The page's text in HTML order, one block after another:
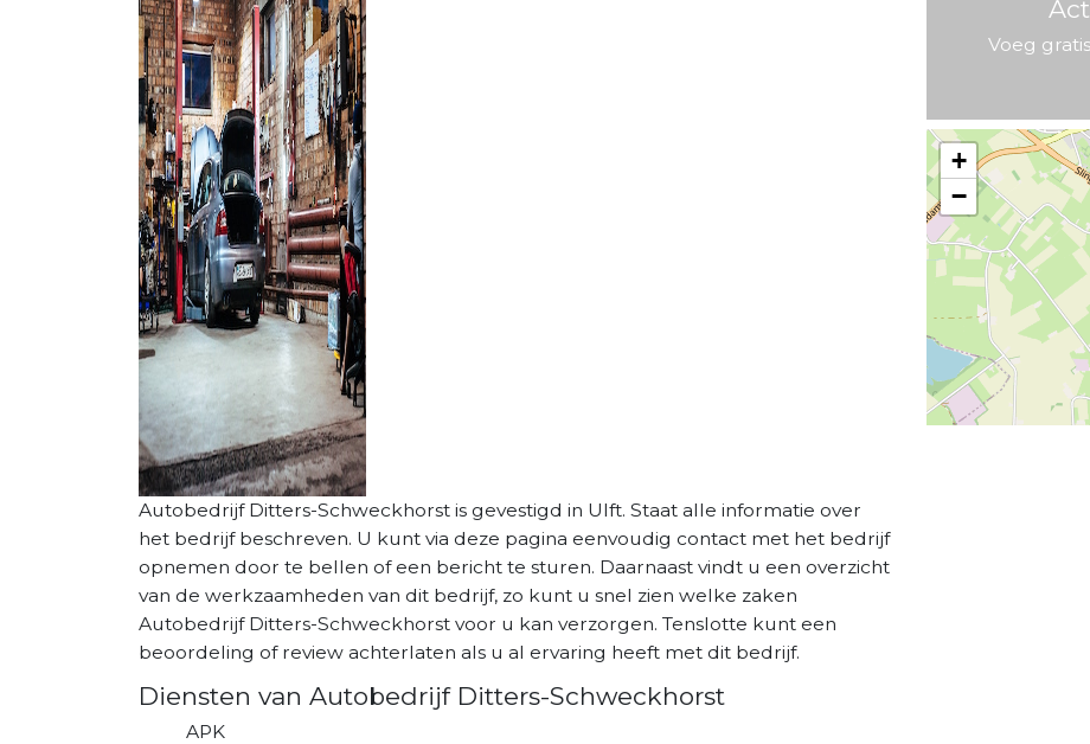
Autobedrijf Ditters-Schweckhorst is gevestigd in Ulft. Staat alle informatie over
het bedrijf beschreven. U kunt via deze pagina eenvoudig contact met het bedrijf
opnemen door te bellen of een bericht te sturen. Daarnaast vindt u een overzicht
van de werkzaamheden van dit bedrijf, zo kunt u snel zien welke zaken
Autobedrijf Ditters-Schweckhorst voor u kan verzorgen. Tenslotte kunt een
beoordeling of review achterlaten als u al ervaring heeft met dit bedrijf.
Diensten van Autobedrijf Ditters-Schweckhorst
APK
Voeg
+
−